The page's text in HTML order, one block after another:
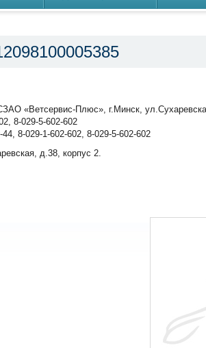
«Ветсервис-Плюс», г.Минск,
8-029-5-602-602
8-029-1-602-602, 8-029-5-602-602
д.38, корпус 2.